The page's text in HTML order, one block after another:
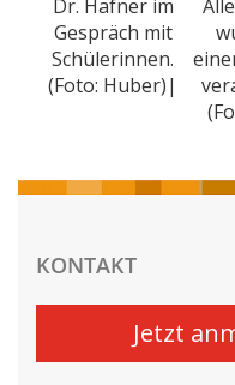
Dr. Hafner im
Gespräch mit
Schülerinnen.
(Foto: Huber)|
KONTAKT
Jetzt